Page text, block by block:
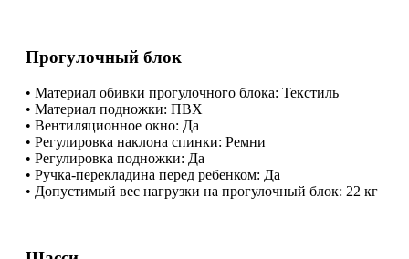
Прогулочный блок
​• Материал обивки прогулочного блока: Текстиль
​• Материал подножки: ПВХ
​• Вентиляционное окно: Да
​• Регулировка наклона спинки: Ремни
​• Регулировка подножки: Да
​• Ручка-перекладина перед ребенком: Да
​• Допустимый вес нагрузки на прогулочный блок: 22 кг